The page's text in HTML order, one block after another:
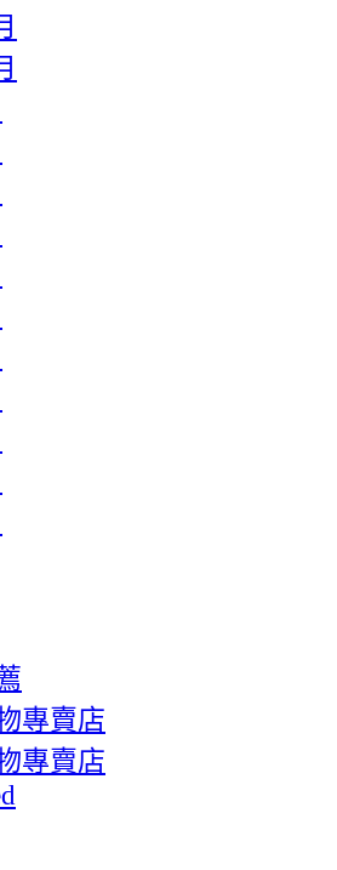
專賣店
專賣店